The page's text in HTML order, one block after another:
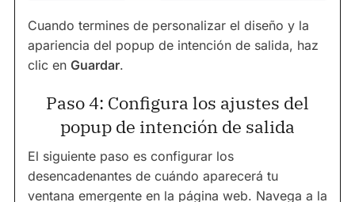
Cuando termines de personalizar el diseño y la
apariencia del popup de intención de salida, haz
clic en Guardar.
Paso 4: Configura los ajustes del
popup de intención de salida
El siguiente paso es configurar los
desencadenantes de cuándo aparecerá tu
ventana emergente en la página web. Navega a la